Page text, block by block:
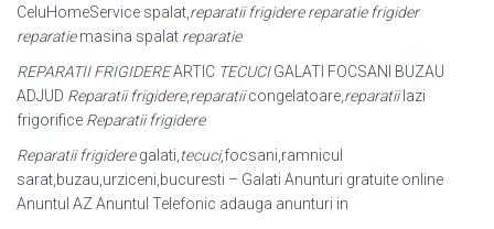
CeluHomeService spalat,reparatii frigidere reparatie frigider
reparatiemasina spalat reparatie
REPARATII FRIGIDEREARTIC TECUCIGALATI FOCSANI BUZAU
ADJUD Reparatii frigidere,reparatiicongelatoare,reparatiilazi
frigorifice Reparatii frigidere
Reparatii frigideregalati,tecuci,focsani,ramnicul
sarat,buzau,urziceni,bucuresti – Galati Anunturi gratuite online
Anuntul AZ Anuntul Telefonic adauga anunturi in